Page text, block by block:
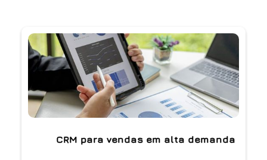
CRM para vendas em alta demanda